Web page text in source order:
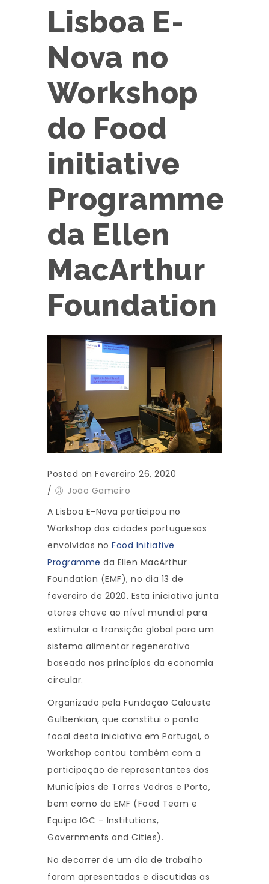
Lisboa E-
Nova no
Workshop
do Food
initiative
Programme
da Ellen
MacArthur
Foundation
Posted on Fevereiro 26, 2020
/
João Gameiro
A Lisboa E-Nova participou no
Workshop das cidades portuguesas
envolvidas no Food Initiative
Programme da Ellen MacArthur
Foundation (EMF), no dia 13 de
fevereiro de 2020. Esta iniciativa junta
atores chave ao nível mundial para
estimular a transição global para um
sistema alimentar regenerativo
baseado nos princípios da economia
circular.
Organizado pela Fundação Calouste
Gulbenkian, que constitui o ponto
focal desta iniciativa em Portugal, o
Workshop contou também com a
participação de representantes dos
Municípios de Torres Vedras e Porto,
bem como da EMF (Food Team e
Equipa IGC – Institutions,
Governments and Cities).
No decorrer de um dia de trabalho
foram apresentadas e discutidas as